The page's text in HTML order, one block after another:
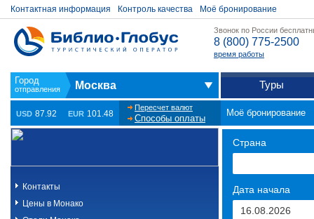
Контактная информация Контроль качества Моё бронирование
Звонок по России
8 (800) 775-2500
время работы
Москва Туры
USD 87.92 EUR 101.48
Пересчет валют
Способы оплаты
Моё бронирование
Контакты
Цены в Монако
Страна
Дата начала